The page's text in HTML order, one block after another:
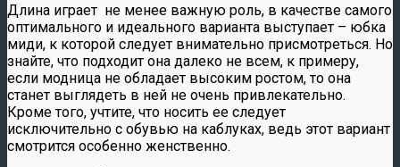
Длина играет не менее важную роль, в качестве самого
оптимального и идеального варианта выступает – юбка
миди, к которой следует внимательно присмотреться. Но
знайте, что подходит она далеко не всем, к примеру,
если модница не обладает высоким ростом, то она
станет выглядеть в ней не очень привлекательно.
Кроме того, учтите, что носить ее следует
исключительно с обувью на каблуках, ведь этот вариант
смотрится особенно женственно.